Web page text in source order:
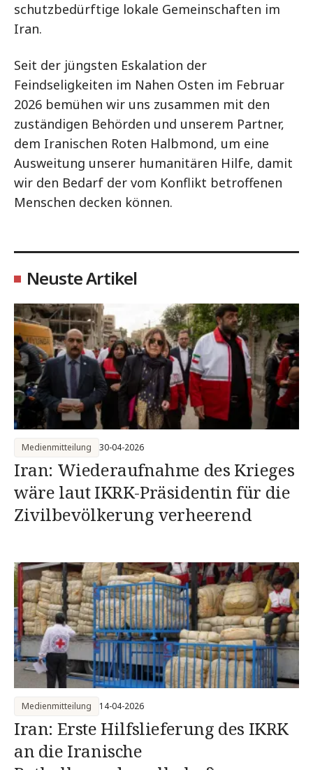
schutzbedürftige lokale Gemeinschaften im
Iran.
Seit der jüngsten Eskalation der
Feindseligkeiten im Nahen Osten im Februar
2026 bemühen wir uns zusammen mit den
zuständigen Behörden und unserem Partner,
dem Iranischen Roten Halbmond, um eine
Ausweitung unserer humanitären Hilfe, damit
wir den Bedarf der vom Konflikt betroffenen
Menschen decken können.
Neuste Artikel
Iran: Wiederaufnahme des Krieges
wäre laut IKRK-Präsidentin für die
Zivilbevölkerung verheerend
Medienmitteilung 30-04-2026
Iran: Erste Hilfslieferung des IKRK
an die Iranische
Medienmitteilung 14-04-2026